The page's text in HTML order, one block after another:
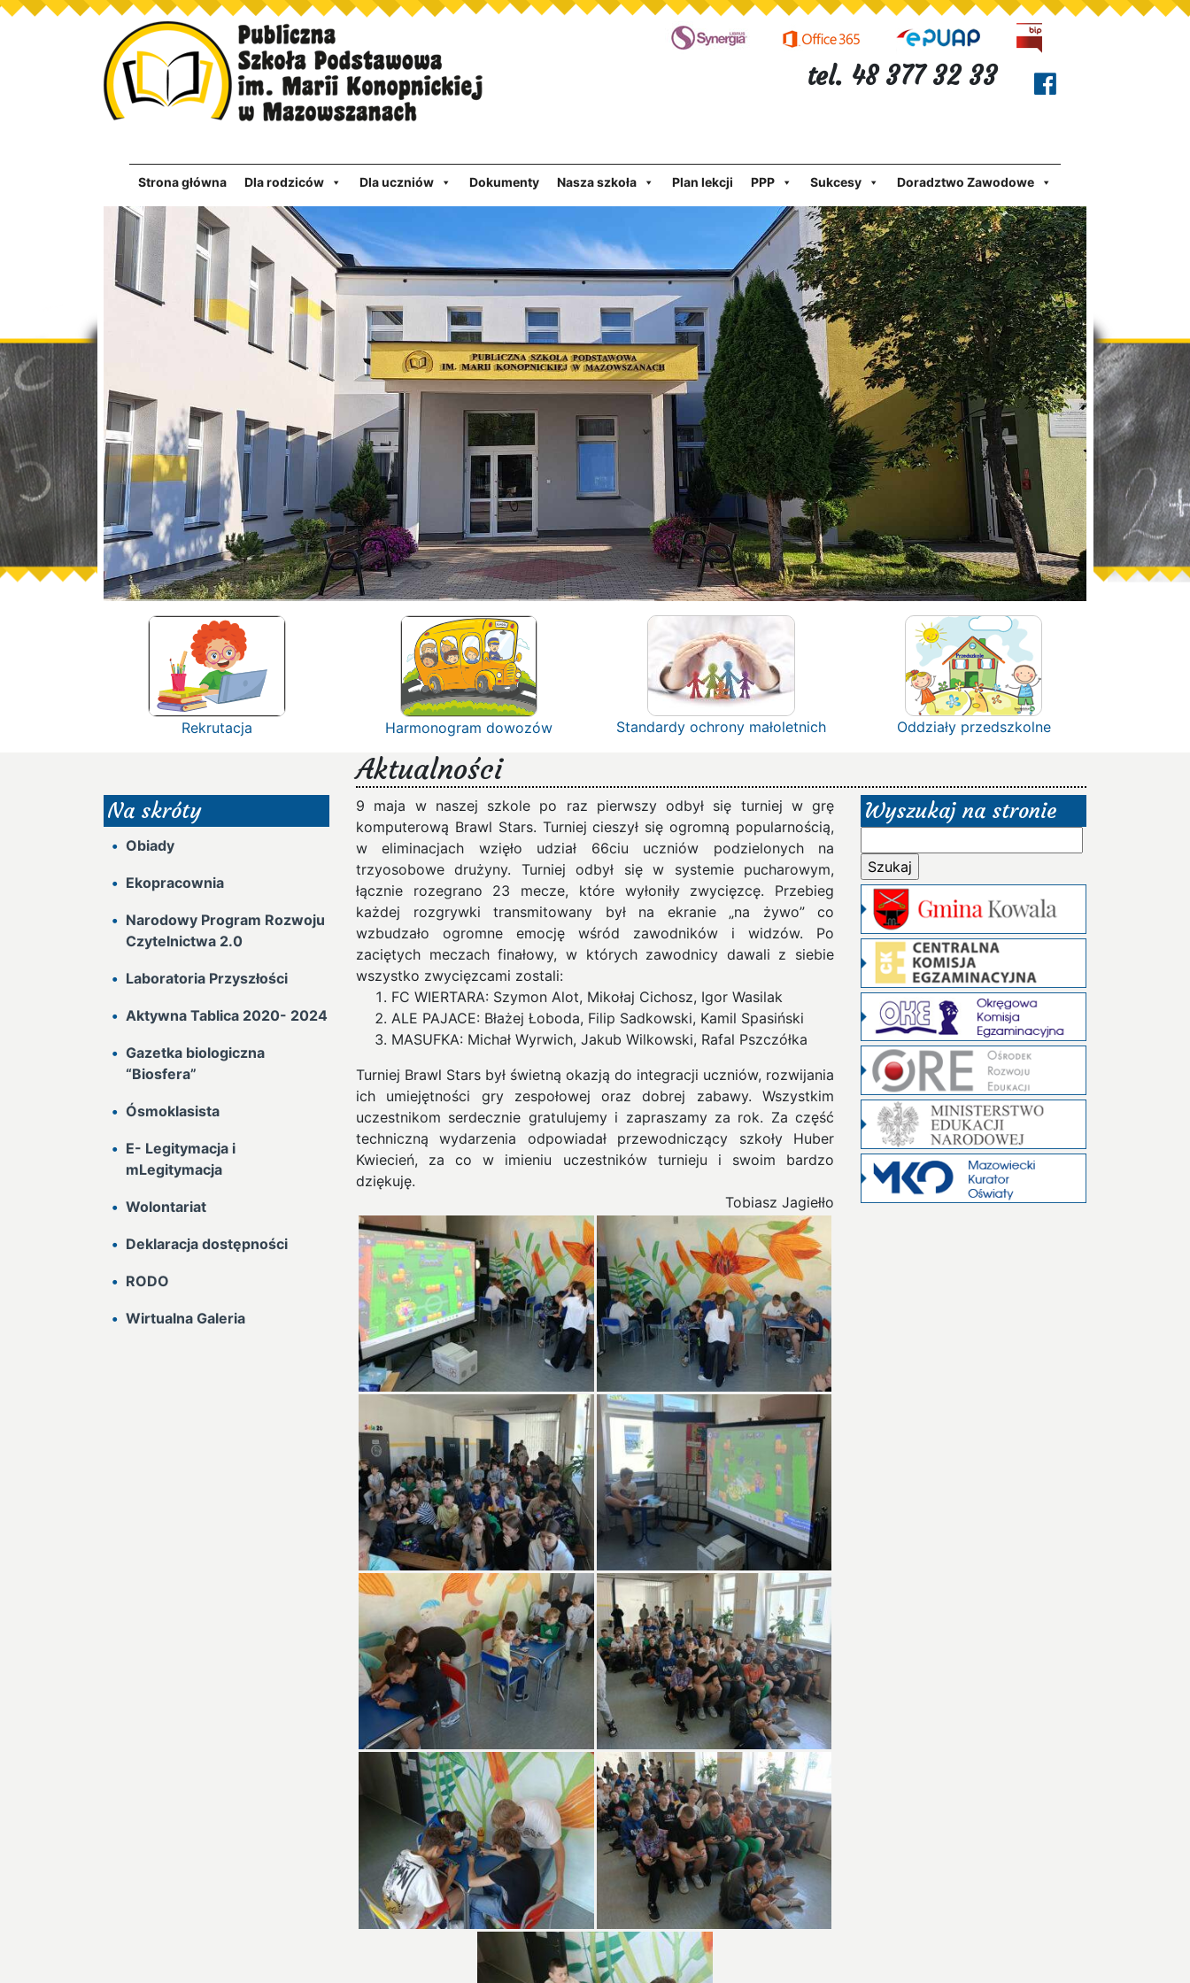
tel. 48 377 32 33
Strona główna Dla rodziców Dla uczniów Dokumenty Nasza szkoła Plan lekcji PPP Sukcesy Doradztwo Zawodowe
Rekrutacja Harmonogram dowozów Standardy ochrony małoletnich Oddziały przedszkolne
Aktualności
Na skróty
Obiady
Ekopracownia
Narodowy Program Rozwoju
Czytelnictwa 2.0
Laboratoria Przyszłości
Aktywna Tablica 2020- 2024
Gazetka biologiczna
“Biosfera”
Ósmoklasista
E- Legitymacja i
mLegitymacja
Wolontariat
Deklaracja dostępności
RODO
Wirtualna Galeria
9 maja w naszej szkole po raz pierwszy odbył się turniej w grę
komputerową Brawl Stars. Turniej cieszył się ogromną popularnością,
w eliminacjach wzięło udział 66ciu uczniów podzielonych na
trzyosobowe drużyny. Turniej odbył się w systemie pucharowym,
łącznie rozegrano 23 mecze, które wyłoniły zwycięzcę. Przebieg
każdej rozgrywki transmitowany był na ekranie „na żywo” co
wzbudzało ogromne emocję wśród zawodników i widzów. Po
zaciętych meczach finałowy, w których zawodnicy dawali z siebie
wszystko zwycięzcami zostali:
FC WIERTARA: Szymon Alot, Mikołaj Cichosz, Igor Wasilak
ALE PAJACE: Błażej Łoboda, Filip Sadkowski, Kamil Spasiński
MASUFKA: Michał Wyrwich, Jakub Wilkowski, Rafal Pszczółka
Turniej Brawl Stars był świetną okazją do integracji uczniów, rozwijania
ich umiejętności gry zespołowej oraz dobrej zabawy. Wszystkim
uczestnikom serdecznie gratulujemy i zapraszamy za rok. Za część
techniczną wydarzenia odpowiadał przewodniczący szkoły Huber
Kwiecień, za co w imieniu uczestników turnieju i swoim bardzo
dziękuję.
Tobiasz Jagiełło
Wyszukaj na stronie